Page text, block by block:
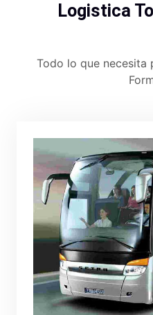
Logistica
Todo lo que necesita